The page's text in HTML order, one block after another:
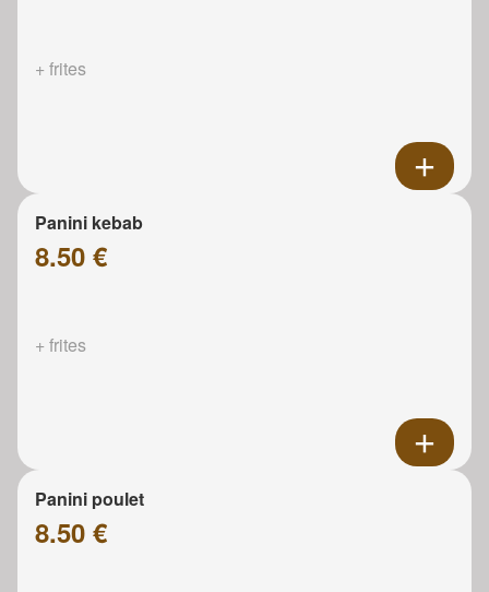
+ frites
Panini kebab
8.50 €
+ frites
Panini poulet
8.50 €